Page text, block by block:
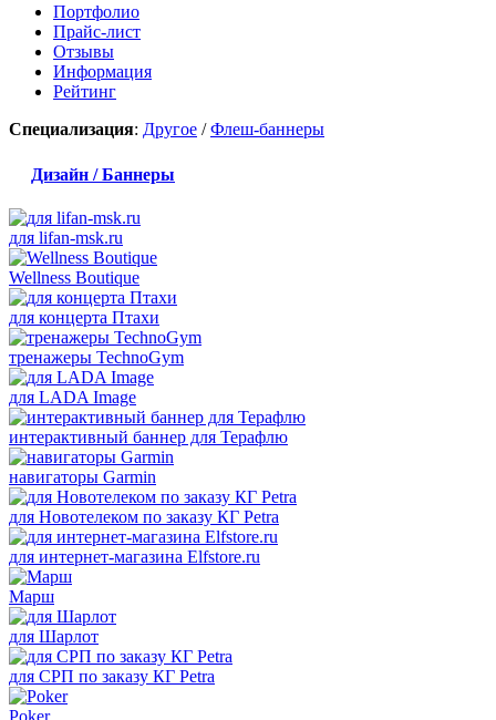
Портфолио
Прайс-лист
Отзывы
Информация
Рейтинг
Специализация: Другое /Флеш-баннеры
Дизайн / Баннеры
для lifan-msk.ru
Wellness Boutique
для концерта Птахи
тренажеры TechnoGym
для LADA Image
интерактивный баннер для Терафлю
навигаторы Garmin
для Новотелеком по заказу КГ Petra
для интернет-магазина Elfstore.ru
Марш
для Шарлот
для СРП по заказу КГ Petra